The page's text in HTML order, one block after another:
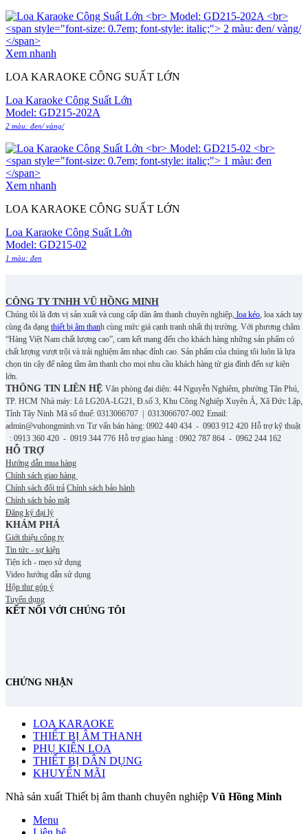
Xem nhanh
LOA KARAOKE CÔNG SUẤT LỚN
Loa Karaoke Công Suất Lớn
Model: GD215-202A
2 màu: đen/ vàng/
Xem nhanh
LOA KARAOKE CÔNG SUẤT LỚN
Loa Karaoke Công Suất Lớn
Model: GD215-02
1 màu: đen
CÔNG TY TNHH VŨ HỒNG MINH
Chúng tôi là đơn vị sản xuất và cung cấp dàn âm thanh chuyên nghiệp, loa kéo, loa xách tay
cùng đa dạng thiết bị âm thanh cùng mức giá cạnh tranh nhất thị trường. Với phương châm
“Hàng Việt Nam chất lượng cao”, cam kết mang đến cho khách hàng những sản phẩm có
chất lượng vượt trội và trải nghiệm âm nhạc đỉnh cao. Sản phẩm của chúng tôi luôn là lựa
chọn tin cậy để nâng tầm âm thanh cho mọi nhu cầu khách hàng từ gia đình đến sự kiện
lớn.
THÔNG TIN LIÊN HỆ Văn phòng đại diện: 44 Nguyễn Nghiêm, phường Tân Phú,
TP. HCM Nhà máy: Lô LG20A-LG21, Đ.số 3, Khu Công Nghiệp Xuyên Á, Xã Đức Lập,
Tỉnh Tây Ninh Mã số thuế: 0313066707 | 0313066707-002 Email:
admin@vuhongminh.vn Tư vấn bán hàng: 0902 440 434 - 0903 912 420 Hỗ trợ kỹ thuật
: 0913 360 420 - 0919 344 776 Hỗ trợ giao hàng : 0902 787 864 - 0962 244 162
HỖ TRỢ
Hướng dẫn mua hàng
Chính sách giao hàng
Chính sách đổi trả Chính sách bảo hành
Chính sách bảo mật
Đăng ký đại lý
KHÁM PHÁ
Giới thiệu công ty
Tin tức - sự kiện
Tiện ích - mẹo sử dụng
Video hướng dẫn sử dụng
Hộp thư góp ý
Tuyển dụng
KẾT NỐI VỚI CHÚNG TÔI
CHỨNG NHẬN
LOA KARAOKE
THIẾT BỊ ÂM THANH
PHỤ KIỆN LOA
THIẾT BỊ DÂN DỤNG
KHUYẾN MÃI
Nhà sản xuất Thiết bị âm thanh chuyên nghiệp Vũ Hồng Minh
Menu